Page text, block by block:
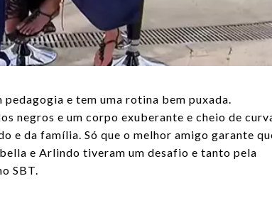
e tem uma rotina bem puxada.
negros e um corpo exuberante e cheio de
e da família. Só que o melhor amigo garante
e Arlindo tiveram um desafio e tanto pela
SBT.